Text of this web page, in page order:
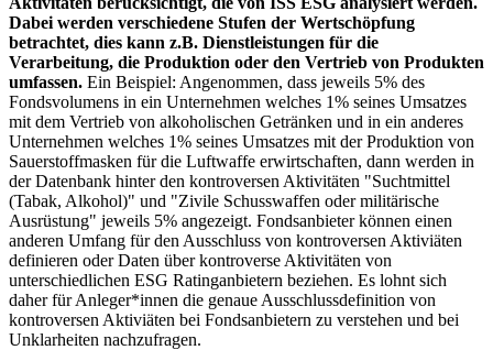
Dabei werden verschiedene Stufen der Wertschöpfung
betrachtet, dies kann z.B. Dienstleistungen für die
Verarbeitung, die Produktion oder den Vertrieb von Produkten
umfassen. Ein Beispiel: Angenommen, dass jeweils 5% des
Fondsvolumens in ein Unternehmen welches 1% seines Umsatzes
mit dem Vertrieb von alkoholischen Getränken und in ein anderes
Unternehmen welches 1% seines Umsatzes mit der Produktion von
Sauerstoffmasken für die Luftwaffe erwirtschaften, dann werden in
der Datenbank hinter den kontroversen Aktivitäten "Suchtmittel
(Tabak, Alkohol)" und "Zivile Schusswaffen oder militärische
Ausrüstung" jeweils 5% angezeigt. Fondsanbieter können einen
anderen Umfang für den Ausschluss von kontroversen Aktiviäten
definieren oder Daten über kontroverse Aktivitäten von
unterschiedlichen ESG Ratinganbietern beziehen. Es lohnt sich
daher für Anleger*innen die genaue Ausschlussdefinition von
kontroversen Aktiviäten bei Fondsanbietern zu verstehen und bei
Unklarheiten nachzufragen.